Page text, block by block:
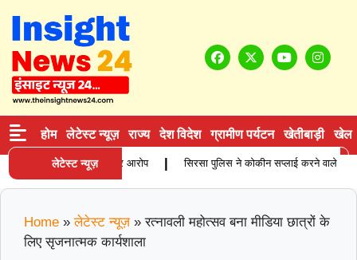
होम लेटेस्ट न्यूज़ राज्य देश विदेश ग्रामीण पर्यटन खेतीबाड़ी खेल
लेटेस्ट न्यूज़
मौत, परिजनों ने लगाए गंभीर आरोप | सिरसा पुलिस ने कोकीन सप्लाई करने वाले आरोपी
Home » लेटेस्ट न्यूज़ »रत्नावली महोत्सव बना मीडिया छात्रों के
लिए सृजनात्मक कार्यशाला